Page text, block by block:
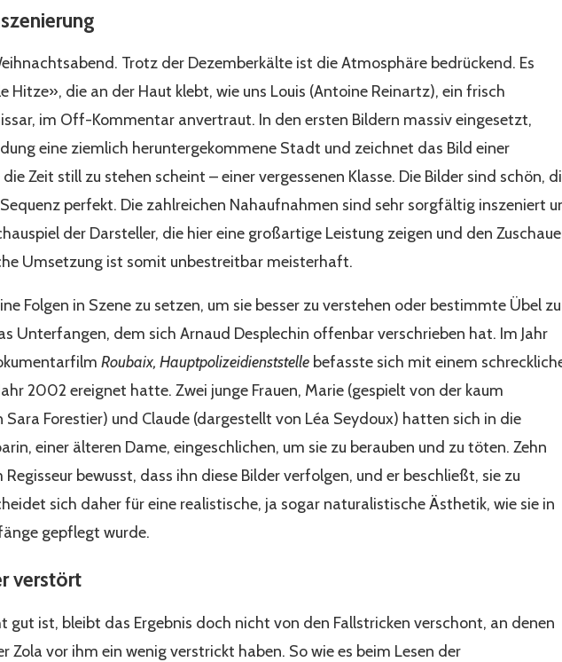
Trotz der Dezemberkälte ist die Atmosphäre bedrückend. Es
Hitze», die an der Haut klebt, wie uns Louis (Antoine Reinartz), ein frisch
im Off-Kommentar anvertraut. In den ersten Bildern massiv eingesetzt,
eine ziemlich heruntergekommene Stadt und zeichnet das Bild einer
Zeit still zu stehen scheint – einer vergessenen Klasse. Die Bilder sind schön,
perfekt. Die zahlreichen Nahaufnahmen sind sehr sorgfältig inszeniert
der Darsteller, die hier eine großartige Leistung zeigen und den
Umsetzung ist somit unbestreitbar meisterhaft.
Folgen in Szene zu setzen, um sie besser zu verstehen oder bestimmte Übel zu
Unterfangen, dem sich Arnaud Desplechin offenbar verschrieben hat. Im Jahr
Roubaix, Hauptpolizeidienststelle befasste sich mit einem
2002 ereignet hatte. Zwei junge Frauen, Marie (gespielt von der kaum
Sara Forestier) und Claude (dargestellt von Léa Seydoux) hatten sich in die
einer älteren Dame, eingeschlichen, um sie zu berauben und zu töten. Zehn
bewusst, dass ihn diese Bilder verfolgen, und er beschließt, sie zu
sich daher für eine realistische, ja sogar naturalistische Ästhetik, wie sie in
gepflegt wurde.
verstört
gut ist, bleibt das Ergebnis doch nicht von den Fallstricken verschont, an denen
Zola vor ihm ein wenig verstrickt haben. So wie es beim Lesen der